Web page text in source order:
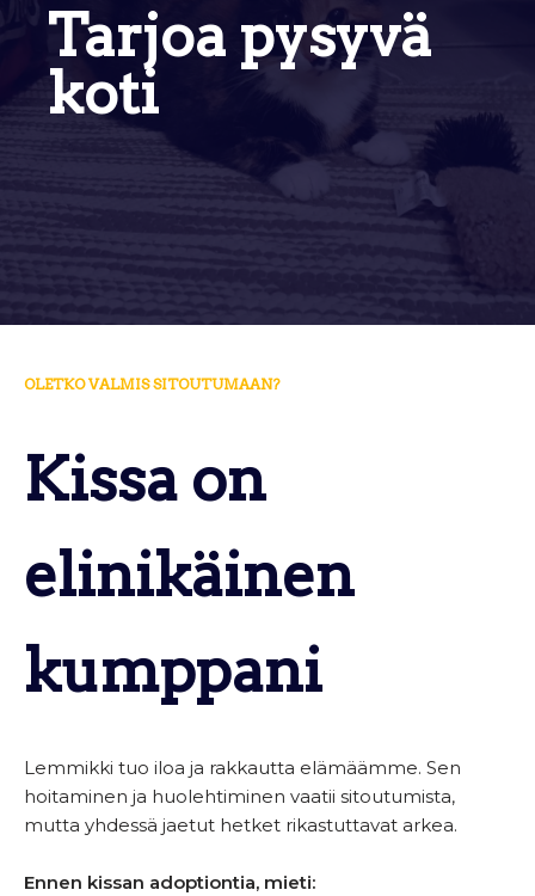
Tarjoa pysyvä
koti
OLETKO VALMIS SITOUTUMAAN?
Kissa on
elinikäinen
kumppani
Lemmikki tuo iloa ja rakkautta elämäämme. Sen
hoitaminen ja huolehtiminen vaatii sitoutumista,
mutta yhdessä jaetut hetket rikastuttavat arkea.
Ennen kissan adoptiontia, mieti: